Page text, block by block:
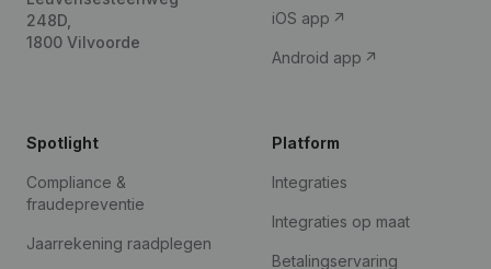
248D,
1800 Vilvoorde
iOS app
Android app
Spotlight
Compliance &
fraudepreventie
Jaarrekening raadplegen
Platform
Integraties
Integraties op maat
Betalingservaring